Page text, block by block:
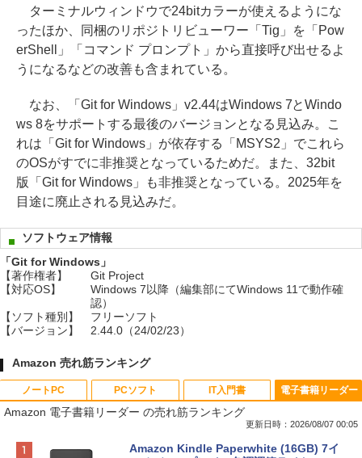
ターミナルウィンドウで24bitカラーが使えるようにな
ったほか、同梱のリポジトリビューワー「Tig」を「Pow
erShell」「コマンド プロンプト」から直接呼び出せるよ
うになるなどの改善も含まれている。
なお、「Git for Windows」v2.44はWindows 7とWindo
ws 8をサポートする最後のバージョンとなる見込み。こ
れは「Git for Windows」が依存する「MSYS2」でこれら
のOSがすでに非推奨となっているためだ。また、32bit
版「Git for Windows」も非推奨となっている。2025年を
目途に廃止される見込みだ。
ソフトウェア情報
「Git for Windows」
【著作権者】
Git Project
【対応OS】
Windows 7以降（編集部にてWindows 11で動作確
認）
【ソフト種別】
フリーソフト
【バージョン】
2.44.0（24/02/23）
Amazon 売れ筋ランキング
ノートPC
Apple 2026 MacBook Neo A18 Proチッ
PCソフト
Robloxギフトカード - 800 Robux 【限
IT入門書
生成AIパスポート公式テキスト 第４版
電子書籍リーダー
Amazon 電子書籍リーダー の売れ筋ランキング
更新日時：2026/08/07 00:05
Amazon Kindle Paperwhite (16GB) 7イ